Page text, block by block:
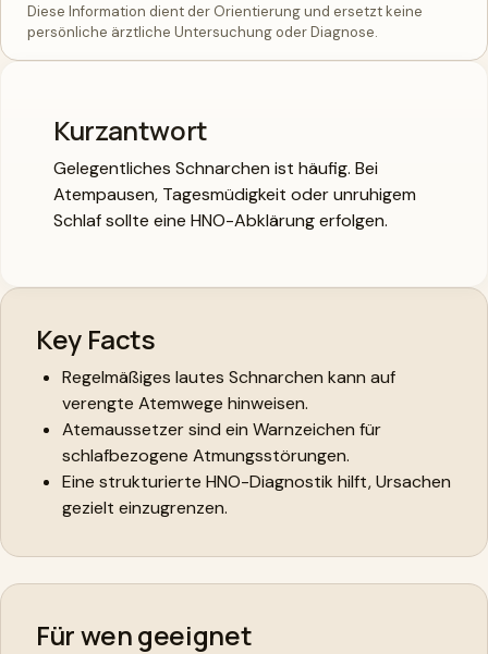
Online buchen
Diese Information dient der Orientierung und ersetzt keine
persönliche ärztliche Untersuchung oder Diagnose.
Kurzantwort
Gelegentliches Schnarchen ist häufig. Bei
Atempausen, Tagesmüdigkeit oder unruhigem
Schlaf sollte eine HNO-Abklärung erfolgen.
Key Facts
Regelmäßiges lautes Schnarchen kann auf
verengte Atemwege hinweisen.
Atemaussetzer sind ein Warnzeichen für
schlafbezogene Atmungsstörungen.
Eine strukturierte HNO-Diagnostik hilft, Ursachen
gezielt einzugrenzen.
Für wen geeignet